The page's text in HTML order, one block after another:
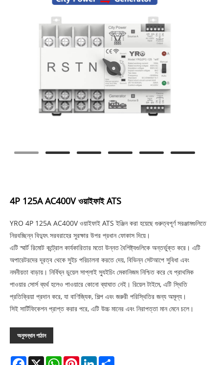
4P 125A AC400V ওয়াইফাই ATS
YRO 4P 125A AC400V ওয়াইফাই ATS ইঞ্জিন করা হয়েছে গুরুত্বপূর্ণ সরঞ্জামগুলিতে
নিরবচ্ছিন্ন বিদ্যুৎ সরবরাহের সুরক্ষার উপর প্রধান ফোকাস দিয়ে।
এটি স্মার্ট রিমোট কন্ট্রোল কার্যকারিতার মতো উন্নত বৈশিষ্ট্যগুলিকে অন্তর্ভুক্ত করে। এটি
অপারেটরদের দূরত্ব থেকে সুইচ পরিচালনা করতে দেয়, বিভিন্ন সেটআপে সুবিধা এবং
নমনীয়তা বাড়ায়। নির্বিঘ্ন ডুয়েল সাপ্লাই স্যুইচিং মেকানিজম নিশ্চিত করে যে প্রাথমিক
পাওয়ার সোর্স ব্যর্থ হলেও পাওয়ারে কোনো ব্যাঘাত নেই। রিয়েল টাইমে, এটি স্থিতি
প্রতিক্রিয়া প্রদান করে, যা বাণিজ্যিক, শিল্প এবং জরুরী পরিস্থিতির জন্য অমূল্য।
সিই সার্টিফিকেশন প্রাপ্ত করার পরে, এটি উচ্চ মানের এবং নিরাপত্তা মান মেনে চলে।
অনুসন্ধান পাঠান
Facebook
X WhatsAppPinterestLinkedIn